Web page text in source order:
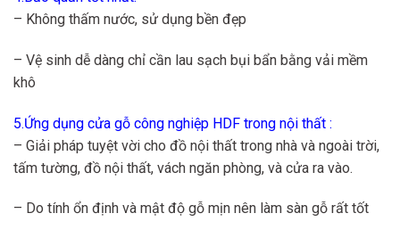
– Không thấm nước, sử dụng bền đẹp
– Vệ sinh dễ dàng chỉ cần lau sạch bụi bẩn bằng vải mềm
khô
5.Ứng dụng cửa gỗ công nghiệp HDF trong nội thất :
– Giải pháp tuyệt vời cho đồ nội thất trong nhà và ngoài trời,
tấm tường, đồ nội thất, vách ngăn phòng, và cửa ra vào.
– Do tính ổn định và mật độ gỗ mịn nên làm sàn gỗ rất tốt